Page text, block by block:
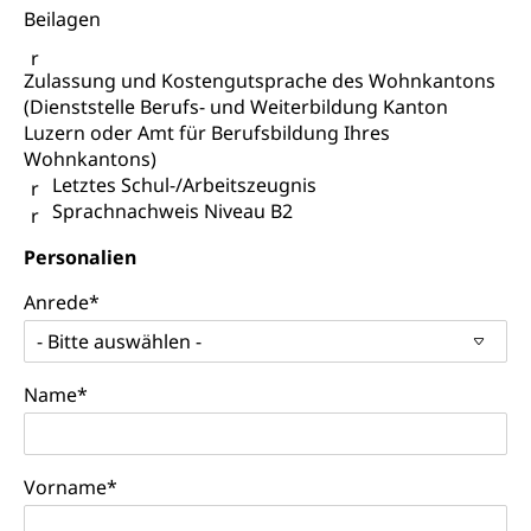
Beilagen
Zulassung und Kostengutsprache des Wohnkantons
(Dienststelle Berufs- und Weiterbildung Kanton
Luzern oder Amt für Berufsbildung Ihres
Wohnkantons)
Letztes Schul-/Arbeitszeugnis
Sprachnachweis Niveau B2
Personalien
Anrede*
- Bitte auswählen -
Name*
Vorname*
Säule, Hilflosenentschädigung,
Todesfallversicherung
Hilfslosenentschädigung (WAS Luzern)
AHV-Hinterlassenenrente (WAS Luzern)
AHV-Beiträge (WAS Luzern)
AHV-Altersrente (WAS Luzern)
IV-Leistungen (WAS Luzern)
Behinderung
Körperbehinderung, körperliche Behinderung,
geistige Behinderung, psychische Behinderung,
Erwerbsunfähigkeit, Behinderte
Kultur und Medien
Archive und Bibliotheken
Bücher, Bundesarchiv, Landesbibliothek
Staatsarchiv Luzern
Zentral- und Hochschulbibliothek
Kulturelle Einrichtungen
Museen, Theater, Bibliotheken